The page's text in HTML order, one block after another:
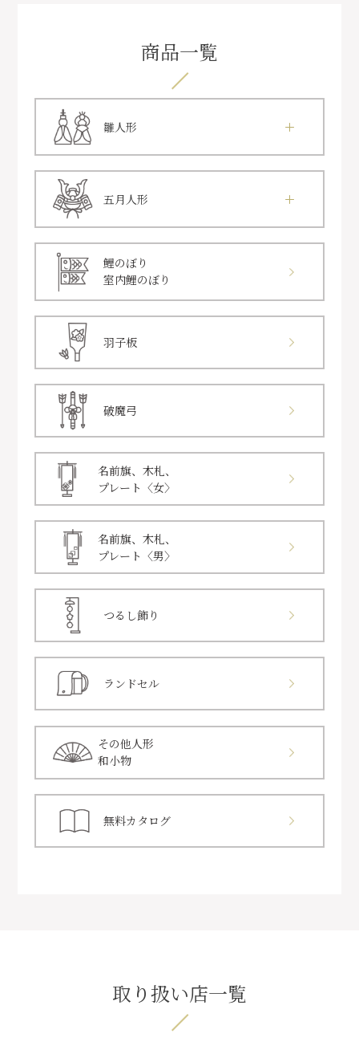
商品一覧
雛人形
五月人形
鯉のぼり
室内鯉のぼり
羽子板
破魔弓
名前旗、木札、
プレート〈女〉
名前旗、木札、
プレート〈男〉
つるし飾り
ランドセル
その他人形
和小物
無料カタログ
取り扱い店一覧